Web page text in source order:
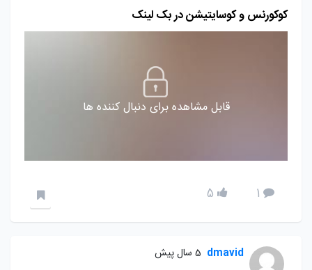
کوکورنس و کوسایتیشن در بک لینک
قابل مشاهده برای دنبال کننده ها
1
5
dmavid 5 سال پیش